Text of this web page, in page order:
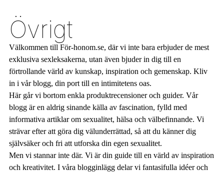
Övrigt
Välkommen till För-honom.se, där vi inte bara erbjuder de mest
exklusiva sexleksakerna, utan även bjuder in dig till en
förtrollande värld av kunskap, inspiration och gemenskap. Kliv
in i vår blogg, din port till en intimitetens oas.
Här går vi bortom enkla produktrecensioner och guider. Vår
blogg är en aldrig sinande källa av fascination, fylld med
informativa artiklar om sexualitet, hälsa och välbefinnande. Vi
strävar efter att göra dig välunderrättad, så att du känner dig
självsäker och fri att utforska din egen sexualitet.
Men vi stannar inte där. Vi är din guide till en värld av inspiration
och kreativitet. I våra blogginlägg delar vi fantasifulla idéer och